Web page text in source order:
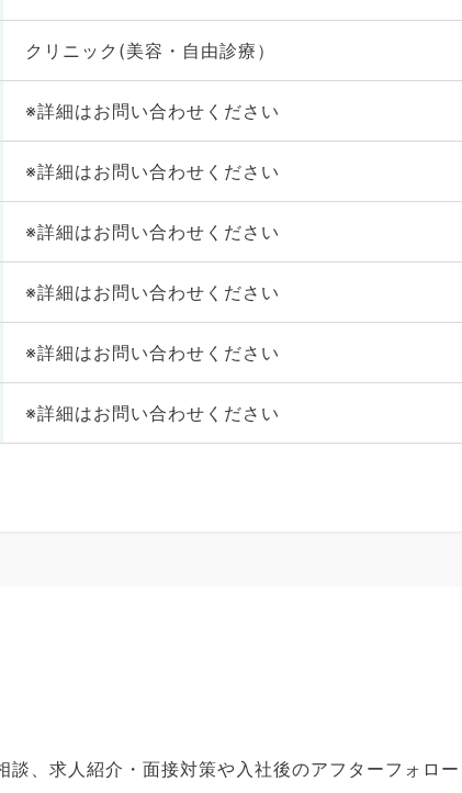
クリニック(美容・自由診療）
※詳細はお問い合わせください
※詳細はお問い合わせください
※詳細はお問い合わせください
※詳細はお問い合わせください
※詳細はお問い合わせください
※詳細はお問い合わせください
、求人紹介・面接対策や入社後のアフターフォロ